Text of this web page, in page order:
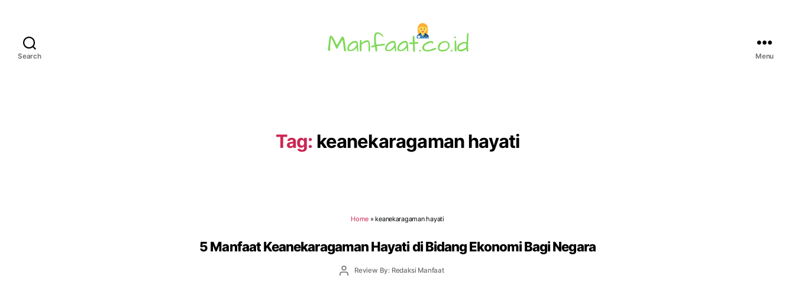
Search Menu
Tag: keanekaragaman hayati
Home »keanekaragaman hayati
5 Manfaat Keanekaragaman Hayati di Bidang Ekonomi Bagi Negara
PostReview By: Redaksi Manfaat